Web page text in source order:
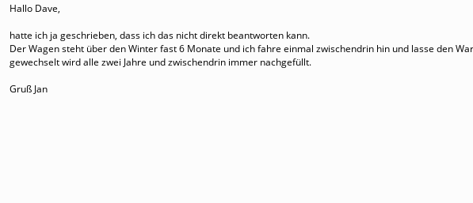
Hallo Dave,
hatte ich ja geschrieben, dass ich das nicht direkt beantworten kann.
Der Wagen steht über den Winter fast 6 Monate und ich fahre einmal zwischendrin hin und lasse den
gewechselt wird alle zwei Jahre und zwischendrin immer nachgefüllt.
Gruß Jan